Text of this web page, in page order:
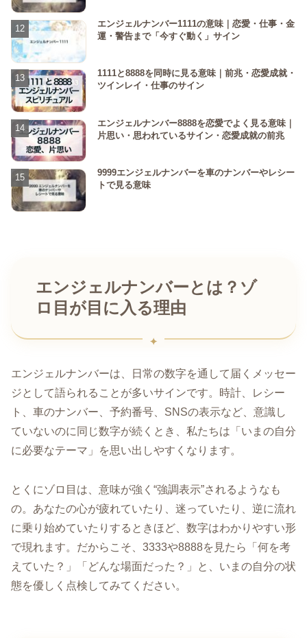
エンジェルナンバー1111の意味｜恋愛・仕事・金
運・警告まで「今すぐ動く」サイン
1111と8888を同時に見る意味｜前兆・恋愛成就・
ツインレイ・仕事のサイン
エンジェルナンバー8888を恋愛でよく見る意味｜
片思い・思われているサイン・恋愛成就の前兆
9999エンジェルナンバーを車のナンバーやレシー
トで見る意味
エンジェルナンバーとは？ゾ
ロ目が目に入る理由
エンジェルナンバーは、日常の数字を通して届くメッセー
ジとして語られることが多いサインです。時計、レシー
ト、車のナンバー、予約番号、SNSの表示など、意識し
ていないのに同じ数字が続くとき、私たちは「いまの自分
に必要なテーマ」を思い出しやすくなります。
とくにゾロ目は、意味が強く“強調表示”されるようなも
の。あなたの心が疲れていたり、迷っていたり、逆に流れ
に乗り始めていたりするときほど、数字はわかりやすい形
で現れます。だからこそ、3333や8888を見たら「何を考
えていた？」「どんな場面だった？」と、いまの自分の状
態を優しく点検してみてください。